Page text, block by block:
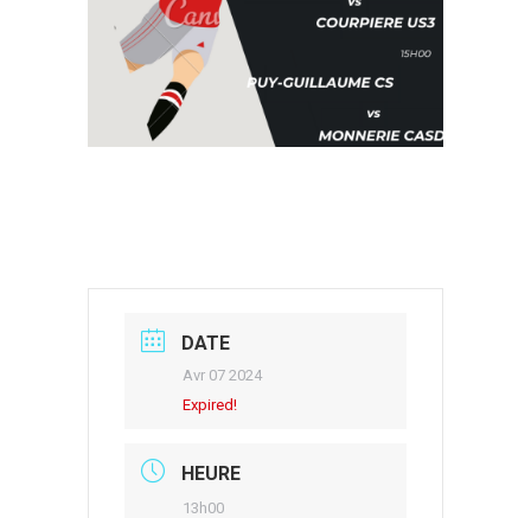
DATE
Avr 07 2024
Expired!
HEURE
13h00